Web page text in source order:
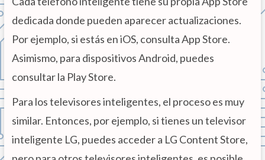
dedicada donde pueden aparecer actualizaciones.
Por ejemplo, si estás en iOS, consulta App Store.
Asimismo, para dispositivos Android, puedes
consultar la Play Store.
Para los televisores inteligentes, el proceso es muy
similar. Entonces, por ejemplo, si tienes un televisor
inteligente LG, puedes acceder a LG Content Store,